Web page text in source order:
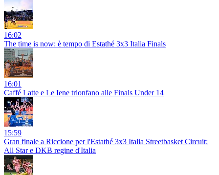
16:02
The time is now: è tempo di Estathé 3x3 Italia Finals
16:01
Caffé Latte e Le Iene trionfano alle Finals Under 14
15:59
Gran finale a Riccione per l'Estathé 3x3 Italia Streetbasket Circuit:
All Star e DKB regine d'Italia